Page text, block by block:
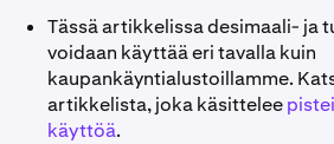
Tässä artikkelissa desimaali- ja
voidaan käyttää eri tavalla kuin
kaupankäyntialustoillamme.
artikkelista, joka käsittelee
käyttöä.